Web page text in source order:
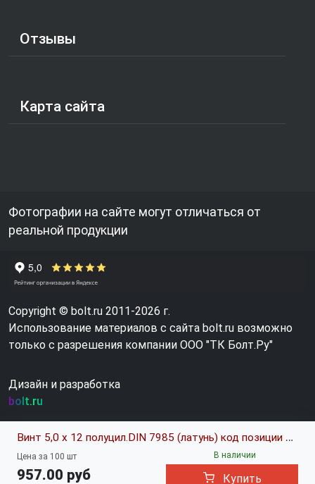
Винт 5,0 х 12 полуцил.DIN 7985 (латунь) код позиции 0146188
Цена за 100 шт
957.00 руб
В наличии
Купить
Отзывы
Карта сайта
Фотографии на сайте могут отличаться от
реальной продукции
Copyright © bolt.ru 2011-2026 г.
Использование материалов с сайта bolt.ru возможно
только с разрешения компании ООО "ТК Болт.Ру"
Дизайн и разработка
bolt.ru